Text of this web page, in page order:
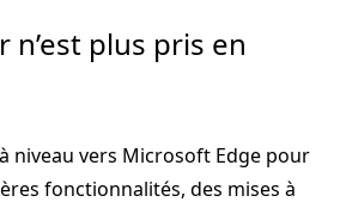
n’est plus pris en
niveau vers Microsoft Edge pour
fonctionnalités, des mises à